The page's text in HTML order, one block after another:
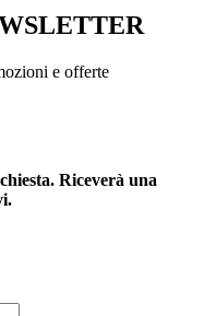
e offerte
Riceverà una